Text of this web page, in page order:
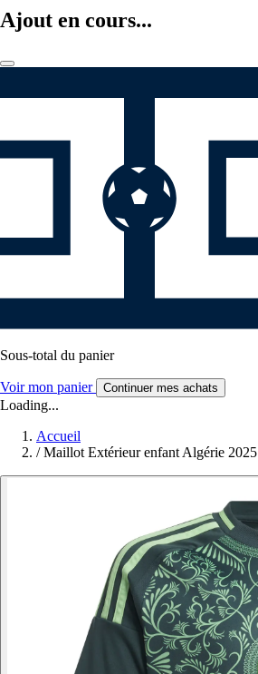
Ajout en cours...
Sous-total du panier
Voir mon panier Continuer mes achats
Loading...
Accueil
/ Maillot Extérieur enfant Algérie 2025